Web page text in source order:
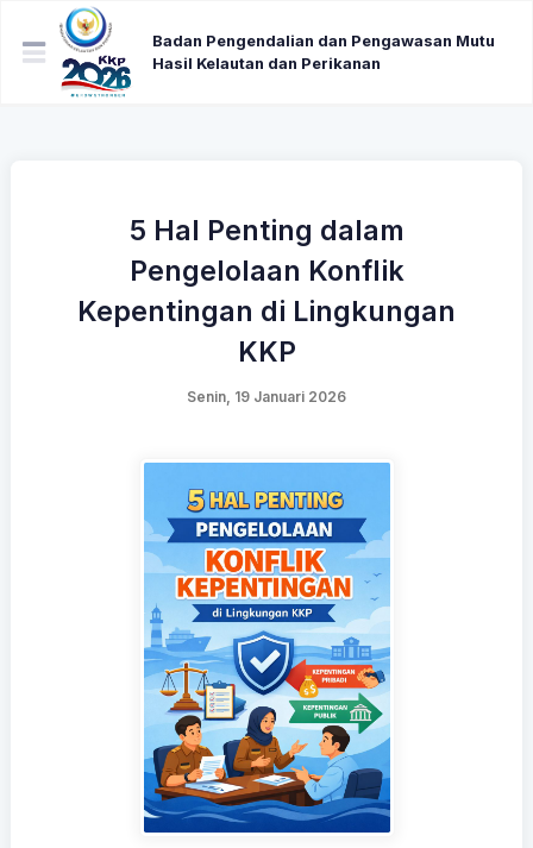
Badan Pengendalian dan Pengawasan Mutu
Hasil Kelautan dan Perikanan
5 Hal Penting dalam
Pengelolaan Konflik
Kepentingan di Lingkungan
KKP
Senin, 19 Januari 2026